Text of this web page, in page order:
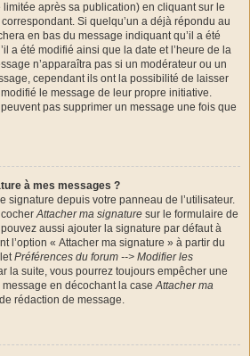
après sa publication) en cliquant sur le
Si quelqu’un a déjà répondu au
en bas du message indiquant qu’il a été
a été modifié ainsi que la date et l’heure de la
n’apparaîtra pas si un modérateur ou un
cependant ils ont la possibilité de laisser
le message de leur propre initiative.
pas supprimer un message une fois que
à mes messages ?
signature depuis votre panneau de l’utilisateur.
cocherAttacher ma signature sur le formulaire de
aussi ajouter la signature par défaut à
l’option « Attacher ma signature » à partir du
Préférences du forum --> Modifier les
la suite, vous pourrez toujours empêcher une
message en décochant la caseAttacher ma
rédaction de message.